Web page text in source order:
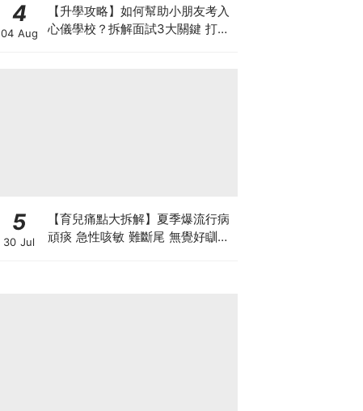
4
04 Aug
【升學攻略】如何幫助小朋友考入
心儀學校？拆解面試3大關鍵 打好
5
30 Jul
【育兒痛點大拆解】夏季爆流行病
頑痰 急性咳敏 難斷尾 無覺好瞓？